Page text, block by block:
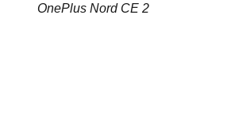
OnePlus Nord CE 2